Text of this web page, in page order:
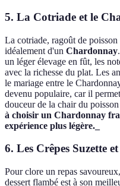
5. La Cotriade et le
La cotriade, ragoût de
idéalement d'un Chardonnay
un léger élevage en fût, les
avec la richesse du plat. Les
le mariage entre le
devenu populaire, car il
douceur de la chair du
à choisir un Chardonnay
expérience plus légère._
6. Les Crêpes Suzette
Pour clore un repas
dessert flambé est à son